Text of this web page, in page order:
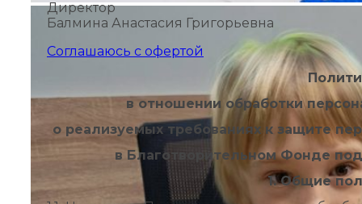
Директор
Балмина Анастасия Григорьевна
Соглашаюсь с офертой
в отношении обработки
о реализуемых требованиях к защите
в Благотворительном Фонде
1. Общие